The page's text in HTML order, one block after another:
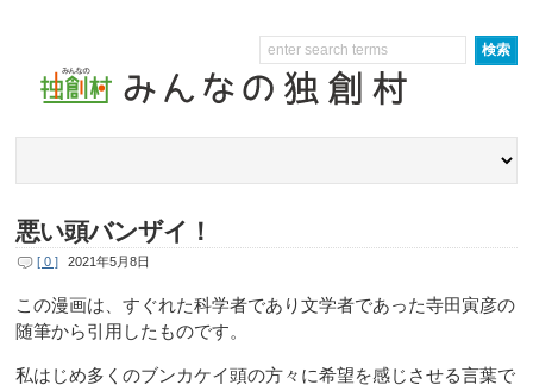
悪い頭バンザイ！
[ 0 ] 2021年5月8日
この漫画は、すぐれた科学者であり文学者であった寺田寅彦の
随筆から引用したものです。
私はじめ多くのブンカケイ頭の方々に希望を感じさせる言葉で